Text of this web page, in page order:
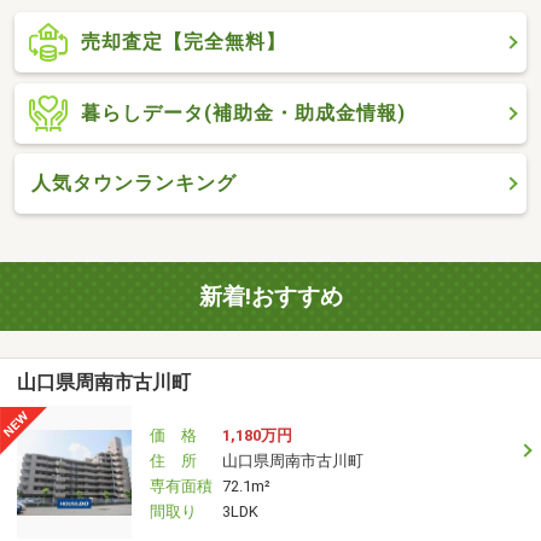
売却査定【完全無料】
暮らしデータ(補助金・助成金情報)
人気タウンランキング
新着!おすすめ
山口県周南市古川町
価 格
1,180万円
住 所
山口県周南市古川町
専有面積 72.1m²
間取り
3LDK